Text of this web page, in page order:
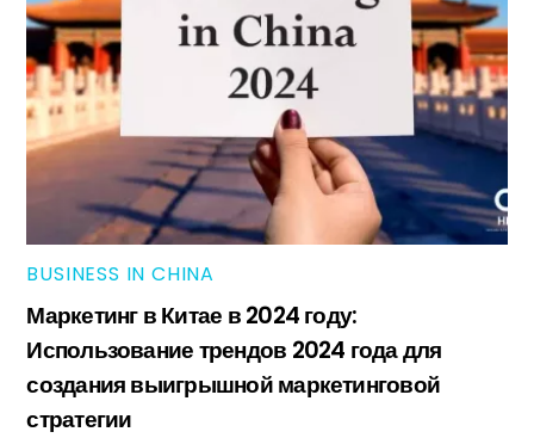
BUSINESS IN CHINA
Маркетинг в Китае в 2024 году:
Использование трендов 2024 года для
создания выигрышной маркетинговой
стратегии